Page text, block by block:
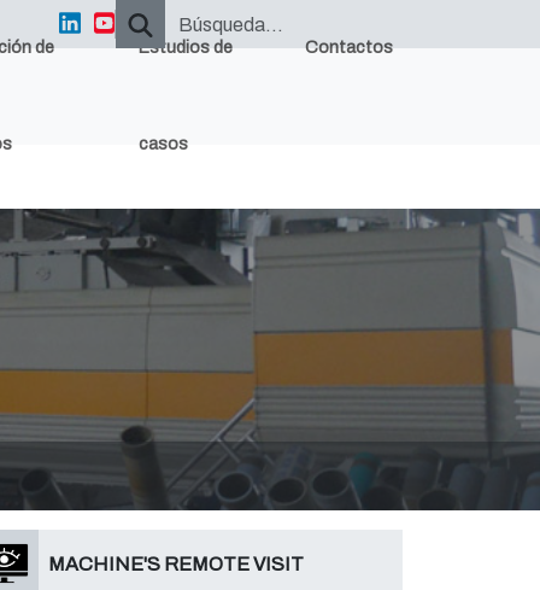
de Estudios de
casos
Contactos
MACHINE'S REMOTE VISIT